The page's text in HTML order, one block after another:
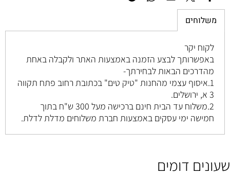
משלוחים
לקוח יקר
באפשרותך לבצע הזמנה באמצעות האתר ולקבלה באחת
מהדרכים הבאות לבחירתך-
1.איסוף עצמי מהחנות "טיק טים" בכתובת רחוב
פתח תקווה
3 א, ירושלים
.
2.משלוח עד הבית חינם ברכישה מעל 300 ש"ח בתוך
חמישה ימי עסקים באמצעות חברת משלוחים מדלת לדלת.
שעונים דומים